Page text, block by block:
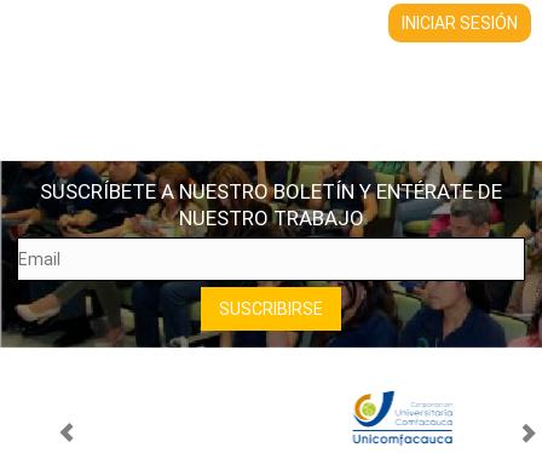
SUSCRÍBETE A NUESTRO BOLETÍN Y ENTÉRATE DE
NUESTRO TRABAJO